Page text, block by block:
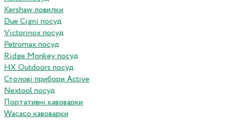
Kershaw ловилки
Due Cigni посуд
Victorinox посуд
Petromax посуд
Ridge Monkey посуд
HX Outdoors посуд
Столові прибори Active
Nextool посуд
Портативні кавоварки
Wacaco кавоварки